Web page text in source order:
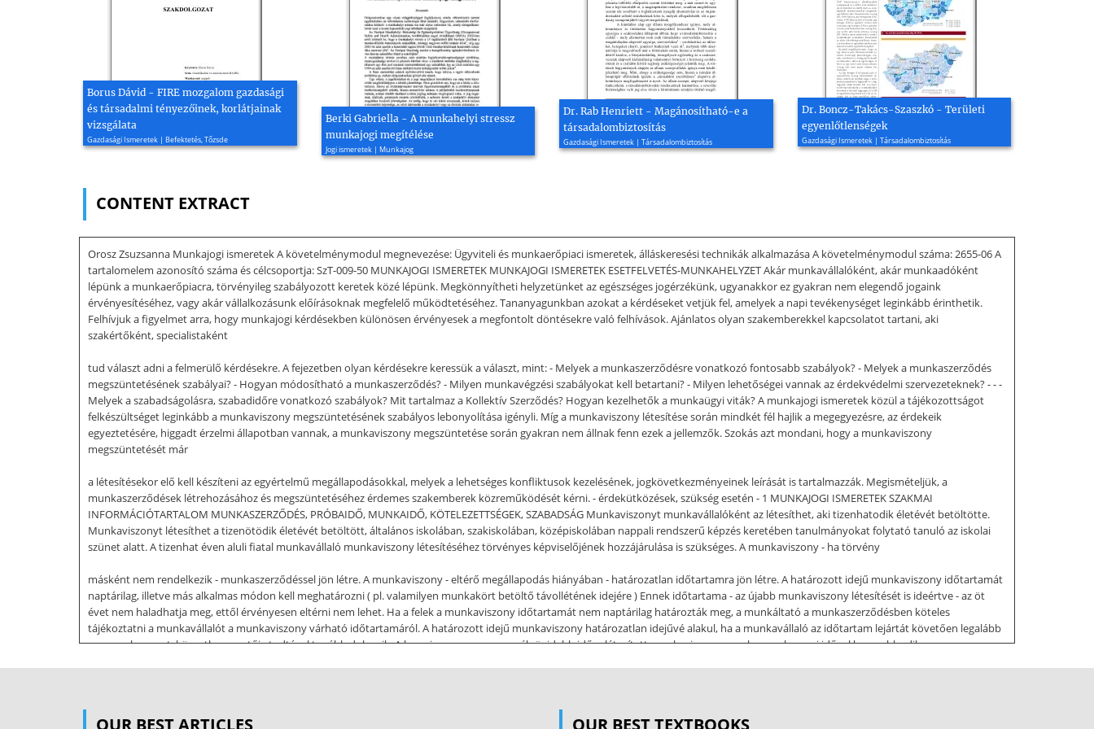
Borus Dávid - FIRE mozgalom gazdasági
és társadalmi tényezőinek, korlátjainak
vizsgálata
Gazdasági Ismeretek | Befektetés, Tőzsde
Berki Gabriella - A munkahelyi stressz
munkajogi megítélése
Jogi ismeretek | Munkajog
Dr. Rab Henriett - Magánosítható-e a
társadalombiztosítás
Gazdasági Ismeretek | Társadalombiztosítás
Dr. Boncz-Takács-Szaszkó - Területi
egyenlőtlenségek
Gazdasági Ismeretek | Társadalombiztosítás
CONTENT EXTRACT
Orosz Zsuzsanna Munkajogi ismeretek A követelménymodul megnevezése: Ügyviteli és munkaerőpiaci ismeretek, álláskeresési technikák alkalmazása A követelménymodul száma: 2655-06 A
tartalomelem azonosító száma és célcsoportja: SzT-009-50 MUNKAJOGI ISMERETEK MUNKAJOGI ISMERETEK ESETFELVETÉS-MUNKAHELYZET Akár munkavállalóként, akár munkaadóként
lépünk a munkaerőpiacra, törvényileg szabályozott keretek közé lépünk. Megkönnyítheti helyzetünket az egészséges jogérzékünk, ugyanakkor ez gyakran nem elegendő jogaink
érvényesítéséhez, vagy akár vállalkozásunk előírásoknak megfelelő működtetéséhez. Tananyagunkban azokat a kérdéseket vetjük fel, amelyek a napi tevékenységet leginkább érinthetik.
Felhívjuk a figyelmet arra, hogy munkajogi kérdésekben különösen érvényesek a megfontolt döntésekre való felhívások. Ajánlatos olyan szakemberekkel kapcsolatot tartani, aki
szakértőként, specialistaként
tud választ adni a felmerülő kérdésekre. A fejezetben olyan kérdésekre keressük a választ, mint: - Melyek a munkaszerződésre vonatkozó fontosabb szabályok? - Melyek a munkaszerződés
megszüntetésének szabályai? - Hogyan módosítható a munkaszerződés? - Milyen munkavégzési szabályokat kell betartani? - Milyen lehetőségei vannak az érdekvédelmi szervezeteknek? - - -
Melyek a szabadságolásra, szabadidőre vonatkozó szabályok? Mit tartalmaz a Kollektív Szerződés? Hogyan kezelhetők a munkaügyi viták? A munkajogi ismeretek közül a tájékozottságot
felkészültséget leginkább a munkaviszony megszüntetésének szabályos lebonyolítása igényli. Míg a munkaviszony létesítése során mindkét fél hajlik a megegyezésre, az érdekeik
egyeztetésére, higgadt érzelmi állapotban vannak, a munkaviszony megszüntetése során gyakran nem állnak fenn ezek a jellemzők. Szokás azt mondani, hogy a munkaviszony
megszüntetését már
a létesítésekor elő kell készíteni az egyértelmű megállapodásokkal, melyek a lehetséges konfliktusok kezelésének, jogkövetkezményeinek leírását is tartalmazzák. Megismételjük, a
munkaszerződések létrehozásához és megszüntetéséhez érdemes szakemberek közreműködését kérni. - érdekütközések, szükség esetén - 1 MUNKAJOGI ISMERETEK SZAKMAI
INFORMÁCIÓTARTALOM MUNKASZERZŐDÉS, PRÓBAIDŐ, MUNKAIDŐ, KÖTELEZETTSÉGEK, SZABADSÁG Munkaviszonyt munkavállalóként az létesíthet, aki tizenhatodik életévét betöltötte.
Munkaviszonyt létesíthet a tizenötödik életévét betöltött, általános iskolában, szakiskolában, középiskolában nappali rendszerű képzés keretében tanulmányokat folytató tanuló az iskolai
szünet alatt. A tizenhat éven aluli fiatal munkavállaló munkaviszony létesítéséhez törvényes képviselőjének hozzájárulása is szükséges. A munkaviszony - ha törvény
másként nem rendelkezik - munkaszerződéssel jön létre. A munkaviszony - eltérő megállapodás hiányában - határozatlan időtartamra jön létre. A határozott idejű munkaviszony időtartamát
naptárilag, illetve más alkalmas módon kell meghatározni ( pl. valamilyen munkakört betöltő távollétének idejére ) Ennek időtartama - az újabb munkaviszony létesítését is ideértve - az öt
évet nem haladhatja meg, ettől érvényesen eltérni nem lehet. Ha a felek a munkaviszony időtartamát nem naptárilag határozták meg, a munkáltató a munkaszerződésben köteles
tájékoztatni a munkavállalót a munkaviszony várható időtartamáról. A határozott idejű munkaviszony határozatlan idejűvé alakul, ha a munkavállaló az időtartam lejártát követően legalább
egy munkanapot, közvetlen vezetője tudtával tovább dolgozik. A harmincnapos vagy ennél rövidebb időre létesített munkaviszony azonban csak annyi idővel hosszabbodik meg,
kérdésben megállapodhatnak. A munkaszerződés jogszabállyal, illetve kollektív szerződéssel munkavállalóra kedvezőbb feltételt állapít meg. A feleknek a munkaszerződésben meg
ellentétben kell nem állapodniuk a állhat, kivéve, munkavállaló ha a személyi alapbérében, munkakörében, illetve munkavégzési helyében. A munkaszerződésben meg kell jelölni a felek nevét,
OUR BEST ARTICLES OUR BEST TEXTBOOKS